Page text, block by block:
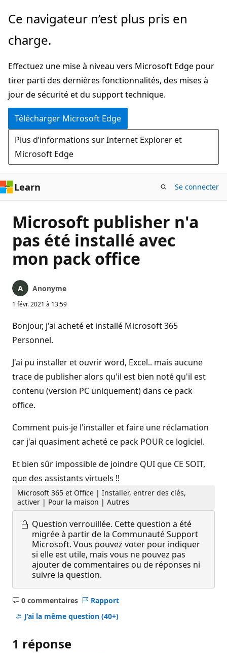
Passer
directement
au
principal
Ce navigateur n’est plus pris en
charge.
Effectuez une mise à niveau vers Microsoft Edge pour
tirer parti des dernières fonctionnalités, des mises à
jour de sécurité et du support technique.
Télécharger Microsoft Edge
Plus d’informations sur Internet Explorer et
Microsoft Edge
Learn Se connecter
Microsoft publisher n'a
pas été installé avec
mon pack office
Anonyme
1 févr. 2021 à 13:59
Bonjour, j'ai acheté et installé Microsoft 365
Personnel.
J'ai pu installer et ouvrir word, Excel.. mais aucune
trace de publisher alors qu'il est bien noté qu'il est
contenu (version PC uniquement) dans ce pack
office.
Comment puis-je l'installer et faire une réclamation
car j'ai quasiment acheté ce pack POUR ce logiciel.
Et bien sûr impossible de joindre QUI que CE SOIT,
que des assistants virtuels !!
Microsoft 365 et Office | Installer, entrer des clés,
activer | Pour la maison | Autres
Question verrouillée. Cette question a été
migrée à partir de la Communauté Support
Microsoft. Vous pouvez voter pour indiquer
si elle est utile, mais vous ne pouvez pas
ajouter de commentaires ou de réponses ni
suivre la question.
0 commentaires
Aucun
commentaire
Rapport
J’ai la même question (40+)
1 réponse